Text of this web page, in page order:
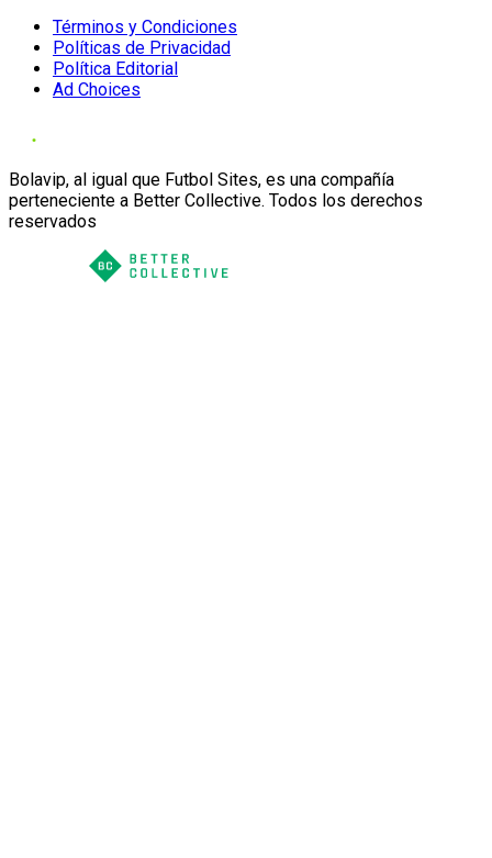
Términos y Condiciones
Políticas de Privacidad
Política Editorial
Ad Choices
Bolavip, al igual que Futbol Sites, es una compañía
perteneciente a Better Collective. Todos los derechos
reservados